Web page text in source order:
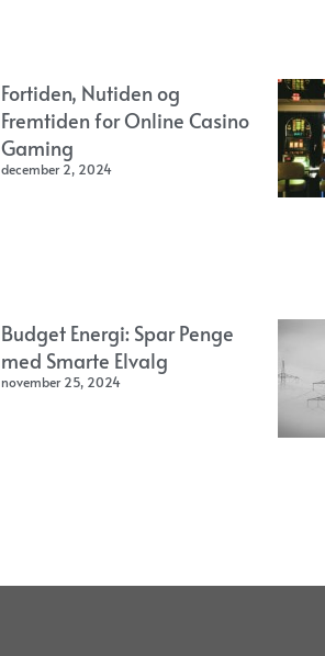
Fortiden, Nutiden og
Fremtiden for Online Casino
Gaming
december 2, 2024
Budget Energi: Spar Penge
med Smarte Elvalg
november 25, 2024